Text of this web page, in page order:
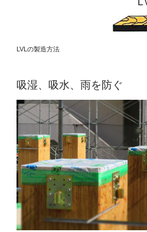
LVLの製造方法
吸湿、吸水、雨を防ぐ